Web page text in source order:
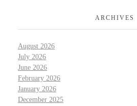
ARCHIVES
August 2026
July 2026
June 2026
February 2026
January 2026
December 2025